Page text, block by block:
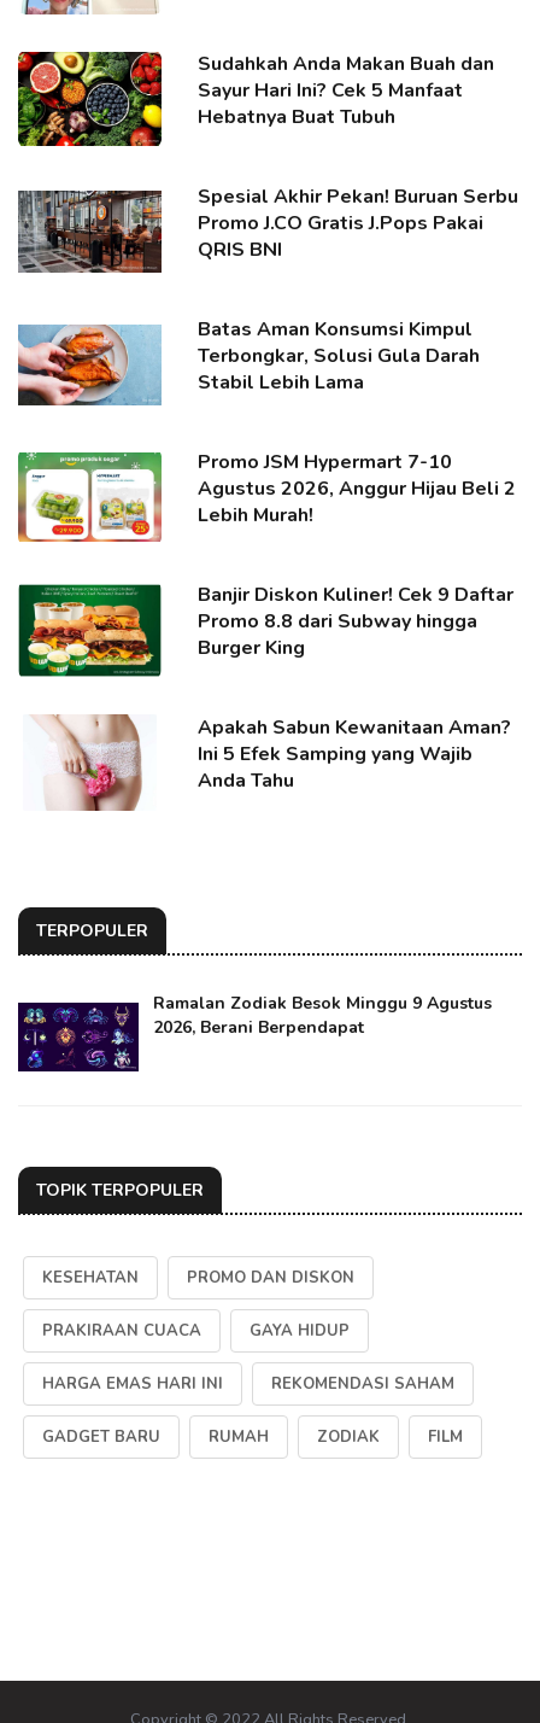
Sudahkah Anda Makan Buah dan
Sayur Hari Ini? Cek 5 Manfaat
Hebatnya Buat Tubuh
Spesial Akhir Pekan! Buruan Serbu
Promo J.CO Gratis J.Pops Pakai
QRIS BNI
Batas Aman Konsumsi Kimpul
Terbongkar, Solusi Gula Darah
Stabil Lebih Lama
Promo JSM Hypermart 7-10
Agustus 2026, Anggur Hijau Beli 2
Lebih Murah!
Banjir Diskon Kuliner! Cek 9 Daftar
Promo 8.8 dari Subway hingga
Burger King
Apakah Sabun Kewanitaan Aman?
Ini 5 Efek Samping yang Wajib
Anda Tahu
TERPOPULER
Ramalan Zodiak Besok Minggu 9 Agustus
2026, Berani Berpendapat
TOPIK TERPOPULER
KESEHATAN PROMO DAN DISKON
PRAKIRAAN CUACA GAYA HIDUP
HARGA EMAS HARI INI REKOMENDASI SAHAM
GADGET BARU RUMAH ZODIAK FILM